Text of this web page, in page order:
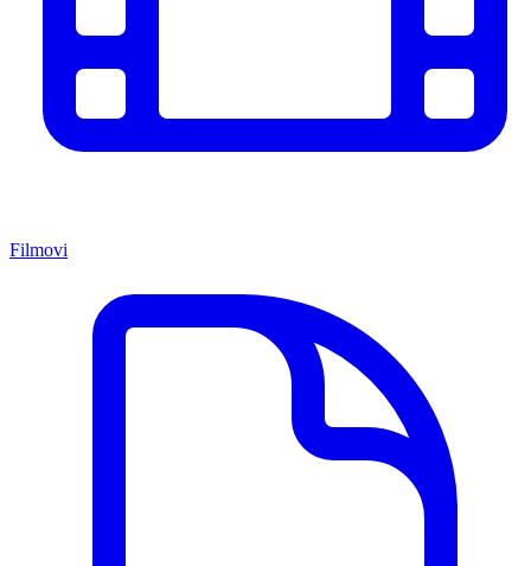
Filmovi